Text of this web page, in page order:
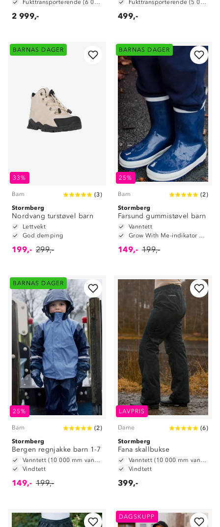
Fukttransporterende (6 000 g/ m2/ 24t)
2 999,-
Fukttransporterende (5 000 g/m2/24t)
499,-
BARNAS DAGER
33%
Barn (3)
Stormberg
Nordvang turstøvel barn
Lettvekt
God demping
199,- 299,-
BARNAS DAGER
25%
Barn (2)
Stormberg
Farsund gummistøvel barn
Vanntett
Grow With Me-indikator på innersåle
149,- 199,-
BARNAS DAGER
25%
Barn (2)
Stormberg
Bergen regnjakke barn 1-7
Vanntett (10 000 mm vannsøyle)
Vindtett
149,- 199,-
LAVPRIS
Dame (6)
Stormberg
Fana skallbukse
Vanntett (10 000 mm vannsøyle)
Vindtett
399,-
DAGSKUPP